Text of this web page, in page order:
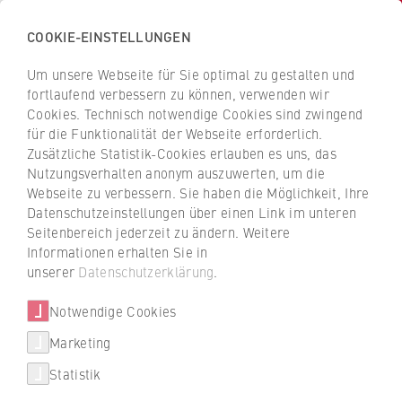
Z
u
ü
k
u
S
a
H
c
h
s
c
h
u
l
e
f
r
W
i
r
Z
u
r
ü
c
k
z
u
r
t
a
t
Studiengänge
Weitere Studienangebote
International studieren
Flexible Kinderbetreuung der
HWR Berlin
Die HWR Berlin bietet ihren Studierenden,
Beschäftigten, Promovierenden und
Lehrenden eine die Regelbetreuung ihrer
Kinder ergänzende Betreuungsart an.
Dafür kooperiert die Hochschule mit dem anerkannten
freien Träger der Kinder- und Jugendhilfe "Die
Kinderwelt GmbH". Es werden Kinder im Alter von 8
COOKIE-EINSTELLUNGEN
Um unsere Webseite für Sie optimal zu gestalten und
fortlaufend verbessern zu können, verwenden wir
Cookies. Technisch notwendige Cookies sind zwingend
für die Funktionalität der Webseite erforderlich.
Zusätzliche Statistik-Cookies erlauben es uns, das
Nutzungsverhalten anonym auszuwerten, um die
Webseite zu verbessern. Sie haben die Möglichkeit, Ihre
Datenschutzeinstellungen über einen Link im unteren
Seitenbereich jederzeit zu ändern. Weitere
Informationen erhalten Sie in
unserer Datenschutzerklärung
Notwendige Cookies
Marketing
Statistik